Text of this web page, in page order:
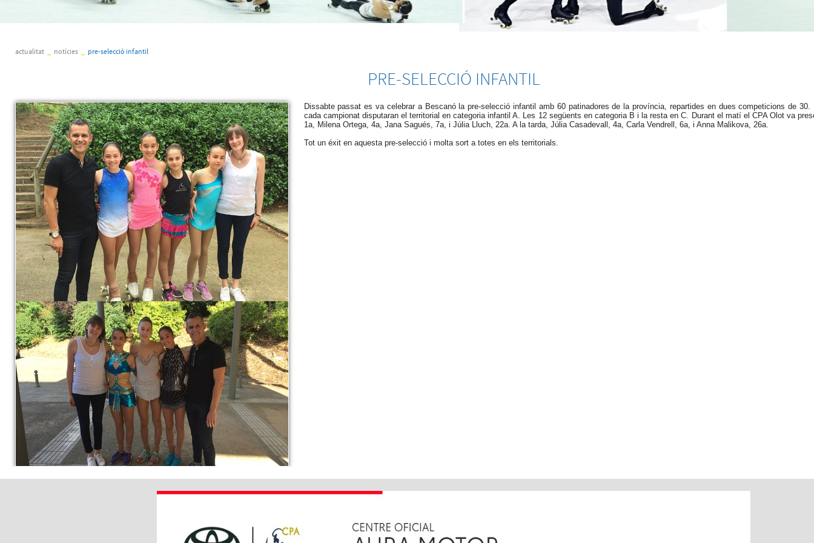
actualitat notícies pre-selecció infantil
PRE-SELECCIÓ INFANTIL
Dissabte passat es va celebrar a Bescanó la pre-selecció infantil amb 60 patinadores de la província, repartides en dues competicions de 30.
cada campionat disputaran el territorial en categoria infantil A. Les 12 següents en categoria B i la resta en C. Durant el matí el CPA Olot va
1a, Milena Ortega, 4a, Jana Sagués, 7a, i Júlia Lluch, 22a. A la tarda, Júlia Casadevall, 4a, Carla Vendrell, 6a, i Anna Malikova, 26a.
Tot un éxit en aquesta pre-selecció i molta sort a totes en els territorials.